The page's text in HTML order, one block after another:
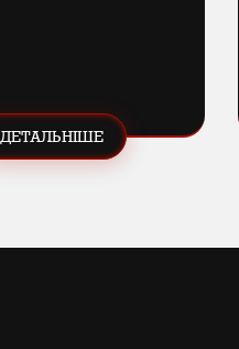
ДЕТАЛЬНІШЕ